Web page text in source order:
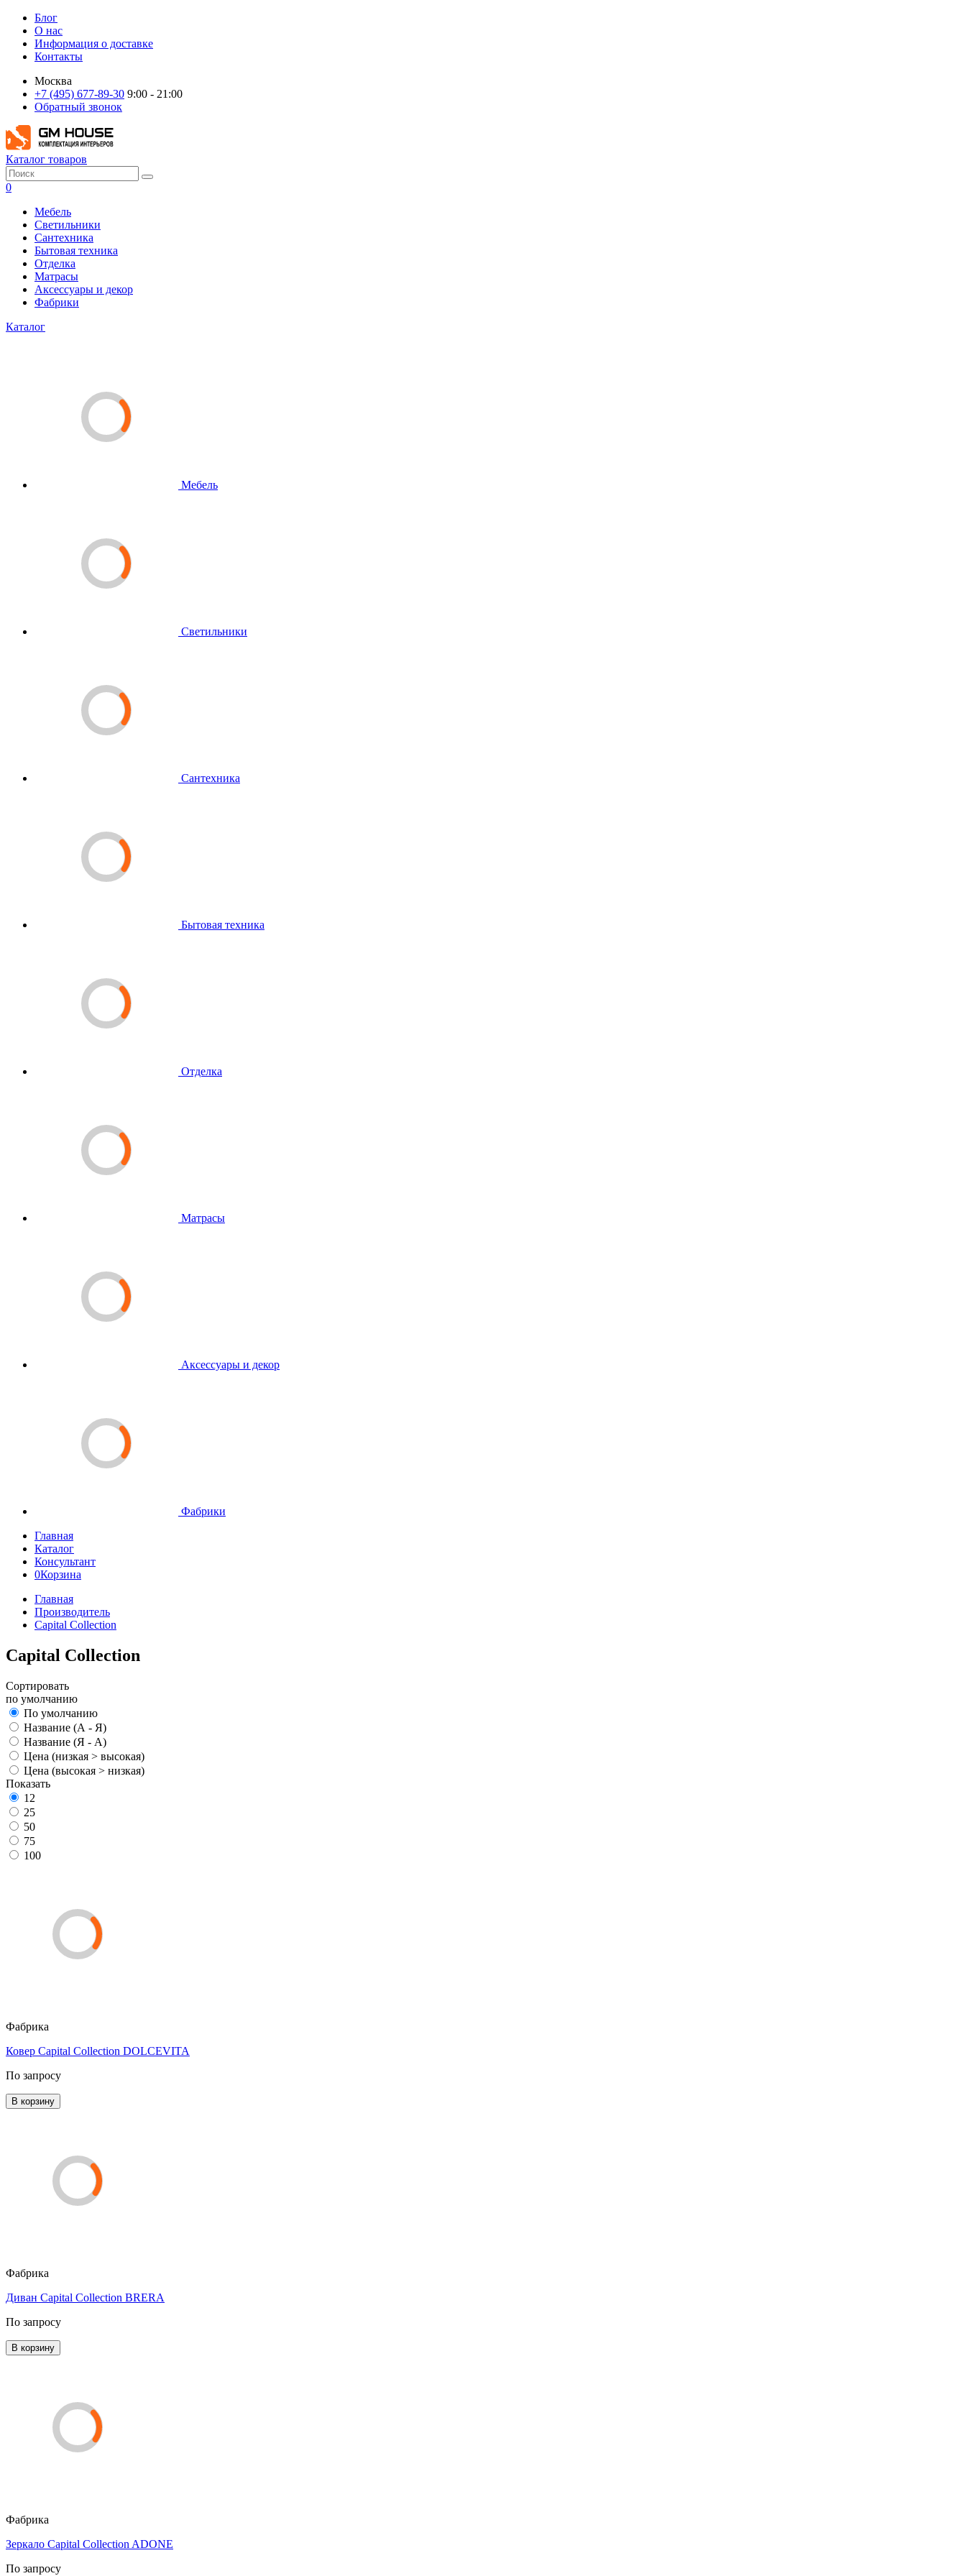
Блог
О нас
Информация о доставке
Контакты
Москва
+7 (495) 677-89-30 9:00 - 21:00
Обратный звонок
Каталог товаров
0
Мебель
Светильники
Сантехника
Бытовая техника
Отделка
Матрасы
Аксессуары и декор
Фабрики
Каталог
Мебель
Светильники
Сантехника
Бытовая техника
Отделка
Матрасы
Аксессуары и декор
Фабрики
Главная
Каталог
Консультант
0Корзина
Главная
Производитель
Capital Collection
Capital Collection
Сортировать
по умолчанию
По умолчанию
Название (А - Я)
Название (Я - А)
Цена (низкая > высокая)
Цена (высокая > низкая)
Показать
12
25
50
75
100
Фабрика
Ковер Capital Collection DOLCEVITA
По запросу
В корзину
Фабрика
Диван Capital Collection BRERA
По запросу
В корзину
Фабрика
Зеркало Capital Collection ADONE
По запросу